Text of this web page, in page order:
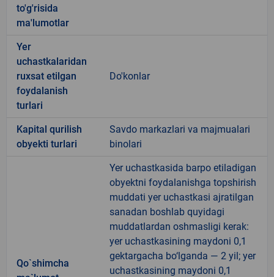
to'g'risida
ma'lumotlar
Yer
uchastkalaridan
ruxsat etilgan
foydalanish
turlari
Do'konlar
Kapital qurilish
obyekti turlari
Savdo markazlari va majmualari
binolari
Qo`shimcha
Yer uchastkasida barpo etiladigan
obyektni foydalanishga topshirish
muddati yer uchastkasi ajratilgan
sanadan boshlab quyidagi
muddatlardan oshmasligi kerak:
yer uchastkasining maydoni 0,1
gektargacha bo‘lganda — 2 yil; yer
uchastkasining maydoni 0,1